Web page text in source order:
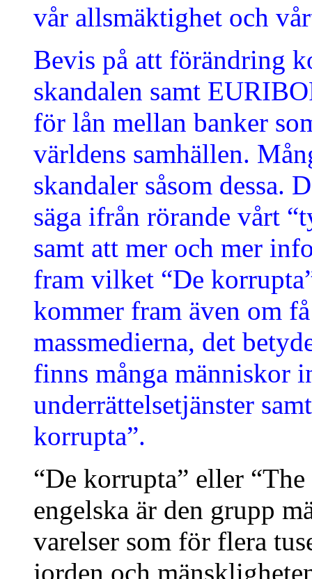
vår allsmäktighet och
Bevis på att förändring
skandalen samt
för lån mellan banker
världens samhällen.
skandaler såsom dessa.
säga ifrån rörande vårt
samt att mer och mer
fram vilket “De
kommer fram även om
massmedierna, det
finns många människor
underrättelsetjänster
korrupta”.
“De korrupta” eller
engelska är den grupp
varelser som för flera
jorden och